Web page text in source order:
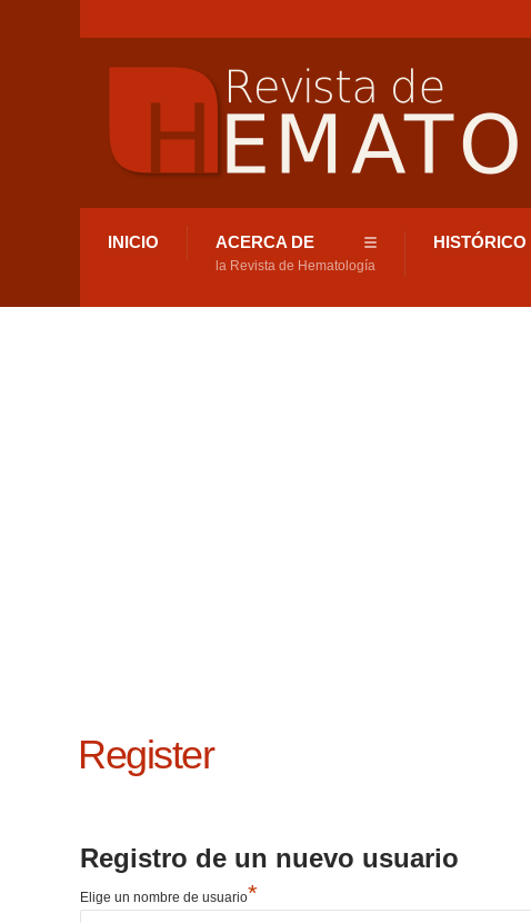
INICIO ACERCA DE
la Revista de Hematología
HISTÓRICO
Register
Registro de un nuevo usuario
Elige un nombre de usuario*